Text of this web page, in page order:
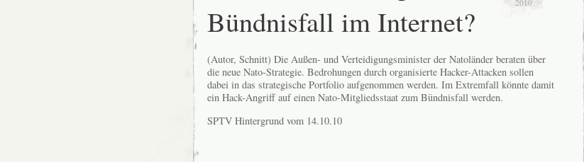
2010
Bündnisfall im Internet?
(Autor, Schnitt) Die Außen- und Verteidigungsminister der Natoländer beraten über
die neue Nato-Strategie. Bedrohungen durch organisierte Hacker-Attacken sollen
dabei in das strategische Portfolio aufgenommen werden. Im Extremfall könnte damit
ein Hack-Angriff auf einen Nato-Mitgliedsstaat zum Bündnisfall werden.
SPTV Hintergrund vom 14.10.10